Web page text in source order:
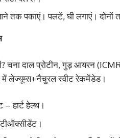
तक पकाएं। पलटें, घी लगाएं। दोनों
चना दाल प्रोटीन, गुड़ आयरन
में लेज्यूम्स+नैचुरल स्वीट रेकमेंडेड।
– हार्ट हेल्थ।